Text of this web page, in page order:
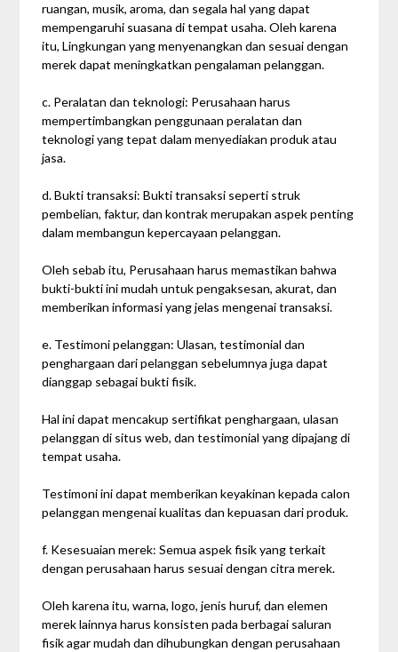
ruangan, musik, aroma, dan segala hal yang dapat
mempengaruhi suasana di tempat usaha. Oleh karena
itu, Lingkungan yang menyenangkan dan sesuai dengan
merek dapat meningkatkan pengalaman pelanggan.
c. Peralatan dan teknologi: Perusahaan harus
mempertimbangkan penggunaan peralatan dan
teknologi yang tepat dalam menyediakan produk atau
jasa.
d. Bukti transaksi: Bukti transaksi seperti struk
pembelian, faktur, dan kontrak merupakan aspek penting
dalam membangun kepercayaan pelanggan.
Oleh sebab itu, Perusahaan harus memastikan bahwa
bukti-bukti ini mudah untuk pengaksesan, akurat, dan
memberikan informasi yang jelas mengenai transaksi.
e. Testimoni pelanggan: Ulasan, testimonial dan
penghargaan dari pelanggan sebelumnya juga dapat
dianggap sebagai bukti fisik.
Hal ini dapat mencakup sertifikat penghargaan, ulasan
pelanggan di situs web, dan testimonial yang dipajang di
tempat usaha.
Testimoni ini dapat memberikan keyakinan kepada calon
pelanggan mengenai kualitas dan kepuasan dari produk.
f. Kesesuaian merek: Semua aspek fisik yang terkait
dengan perusahaan harus sesuai dengan citra merek.
Oleh karena itu, warna, logo, jenis huruf, dan elemen
merek lainnya harus konsisten pada berbagai saluran
fisik agar mudah dan dihubungkan dengan perusahaan